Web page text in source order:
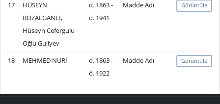
17
HÜSEYN
BOZALGANLI,
Hüseyn Cefergulu
Oğlu Guliyev
d. 1863 -
ö. 1941
Madde Adı Görüntüle
18 MEHMED NURİ
d. 1863 -
ö. 1922
Madde Adı Görüntüle